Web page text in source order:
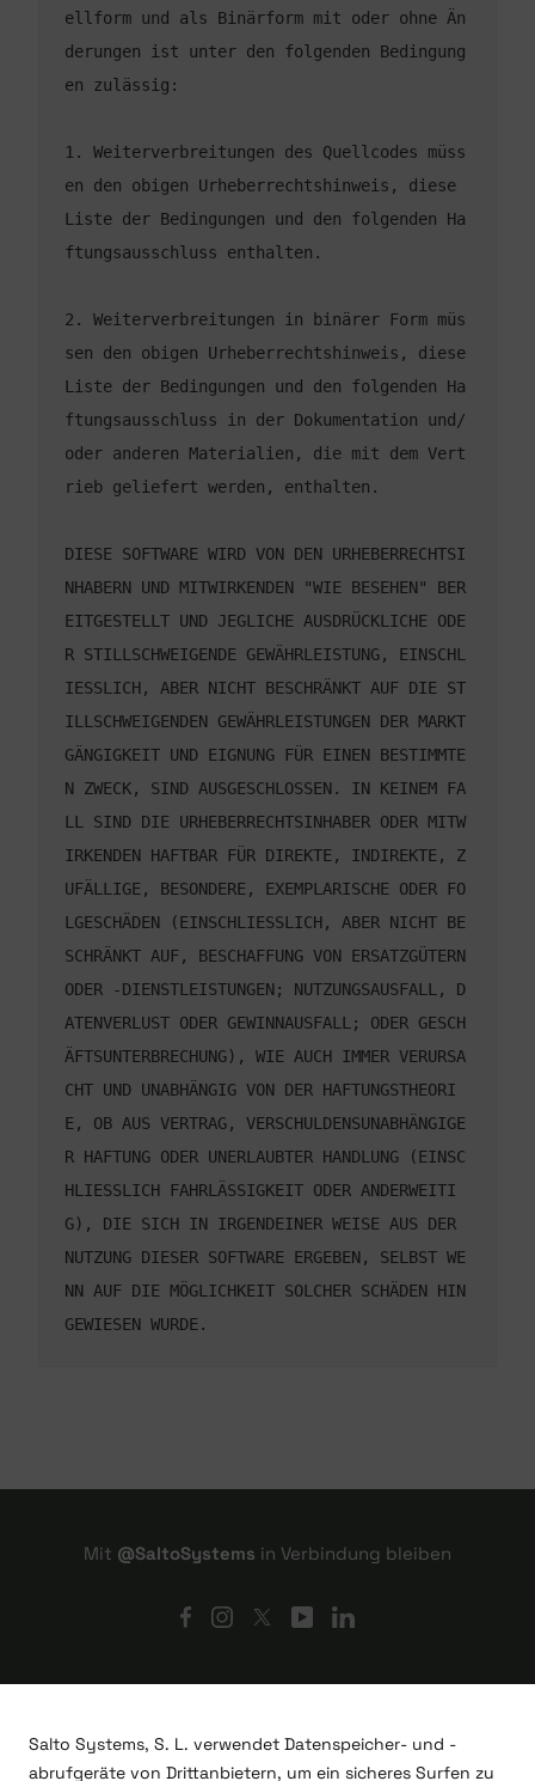
ellform und als Binärform mit oder ohne Än
derungen ist unter den folgenden Bedingung
1. Weiterverbreitungen des Quellcodes müss
en den obigen Urheberrechtshinweis, diese
Liste der Bedingungen und den folgenden Ha
2. Weiterverbreitungen in binärer Form müs
sen den obigen Urheberrechtshinweis, diese
Liste der Bedingungen und den folgenden Ha
ftungsausschluss in der Dokumentation und/
oder anderen Materialien, die mit dem Vert
DIESE SOFTWARE WIRD VON DEN URHEBERRECHTSI
NHABERN UND MITWIRKENDEN "WIE BESEHEN" BER
EITGESTELLT UND JEGLICHE AUSDRÜCKLICHE ODE
R STILLSCHWEIGENDE GEWÄHRLEISTUNG, EINSCHL
IESSLICH, ABER NICHT BESCHRÄNKT AUF DIE ST
ILLSCHWEIGENDEN GEWÄHRLEISTUNGEN DER MARKT
GÄNGIGKEIT UND EIGNUNG FÜR EINEN BESTIMMTE
N ZWECK, SIND AUSGESCHLOSSEN. IN KEINEM FA
LL SIND DIE URHEBERRECHTSINHABER ODER MITW
IRKENDEN HAFTBAR FÜR DIREKTE, INDIREKTE, Z
UFÄLLIGE, BESONDERE, EXEMPLARISCHE ODER FO
LGESCHÄDEN (EINSCHLIESSLICH, ABER NICHT BE
SCHRÄNKT AUF, BESCHAFFUNG VON ERSATZGÜTERN
ODER -DIENSTLEISTUNGEN; NUTZUNGSAUSFALL, D
ATENVERLUST ODER GEWINNAUSFALL; ODER GESCH
ÄFTSUNTERBRECHUNG), WIE AUCH IMMER VERURSA
CHT UND UNABHÄNGIG VON DER HAFTUNGSTHEORI
E, OB AUS VERTRAG, VERSCHULDENSUNABHÄNGIGE
R HAFTUNG ODER UNERLAUBTER HANDLUNG (EINSC
HLIESSLICH FAHRLÄSSIGKEIT ODER ANDERWEITI
G), DIE SICH IN IRGENDEINER WEISE AUS DER
NUTZUNG DIESER SOFTWARE ERGEBEN, SELBST WE
NN AUF DIE MÖGLICHKEIT SOLCHER SCHÄDEN HIN
GEWIESEN WURDE.
Mit @SaltoSystems in Verbindung bleiben
Salto Systems, S. L. verwendet Datenspeicher- und -
abrufgeräte von Drittanbietern, um ein sicheres Surfen zu